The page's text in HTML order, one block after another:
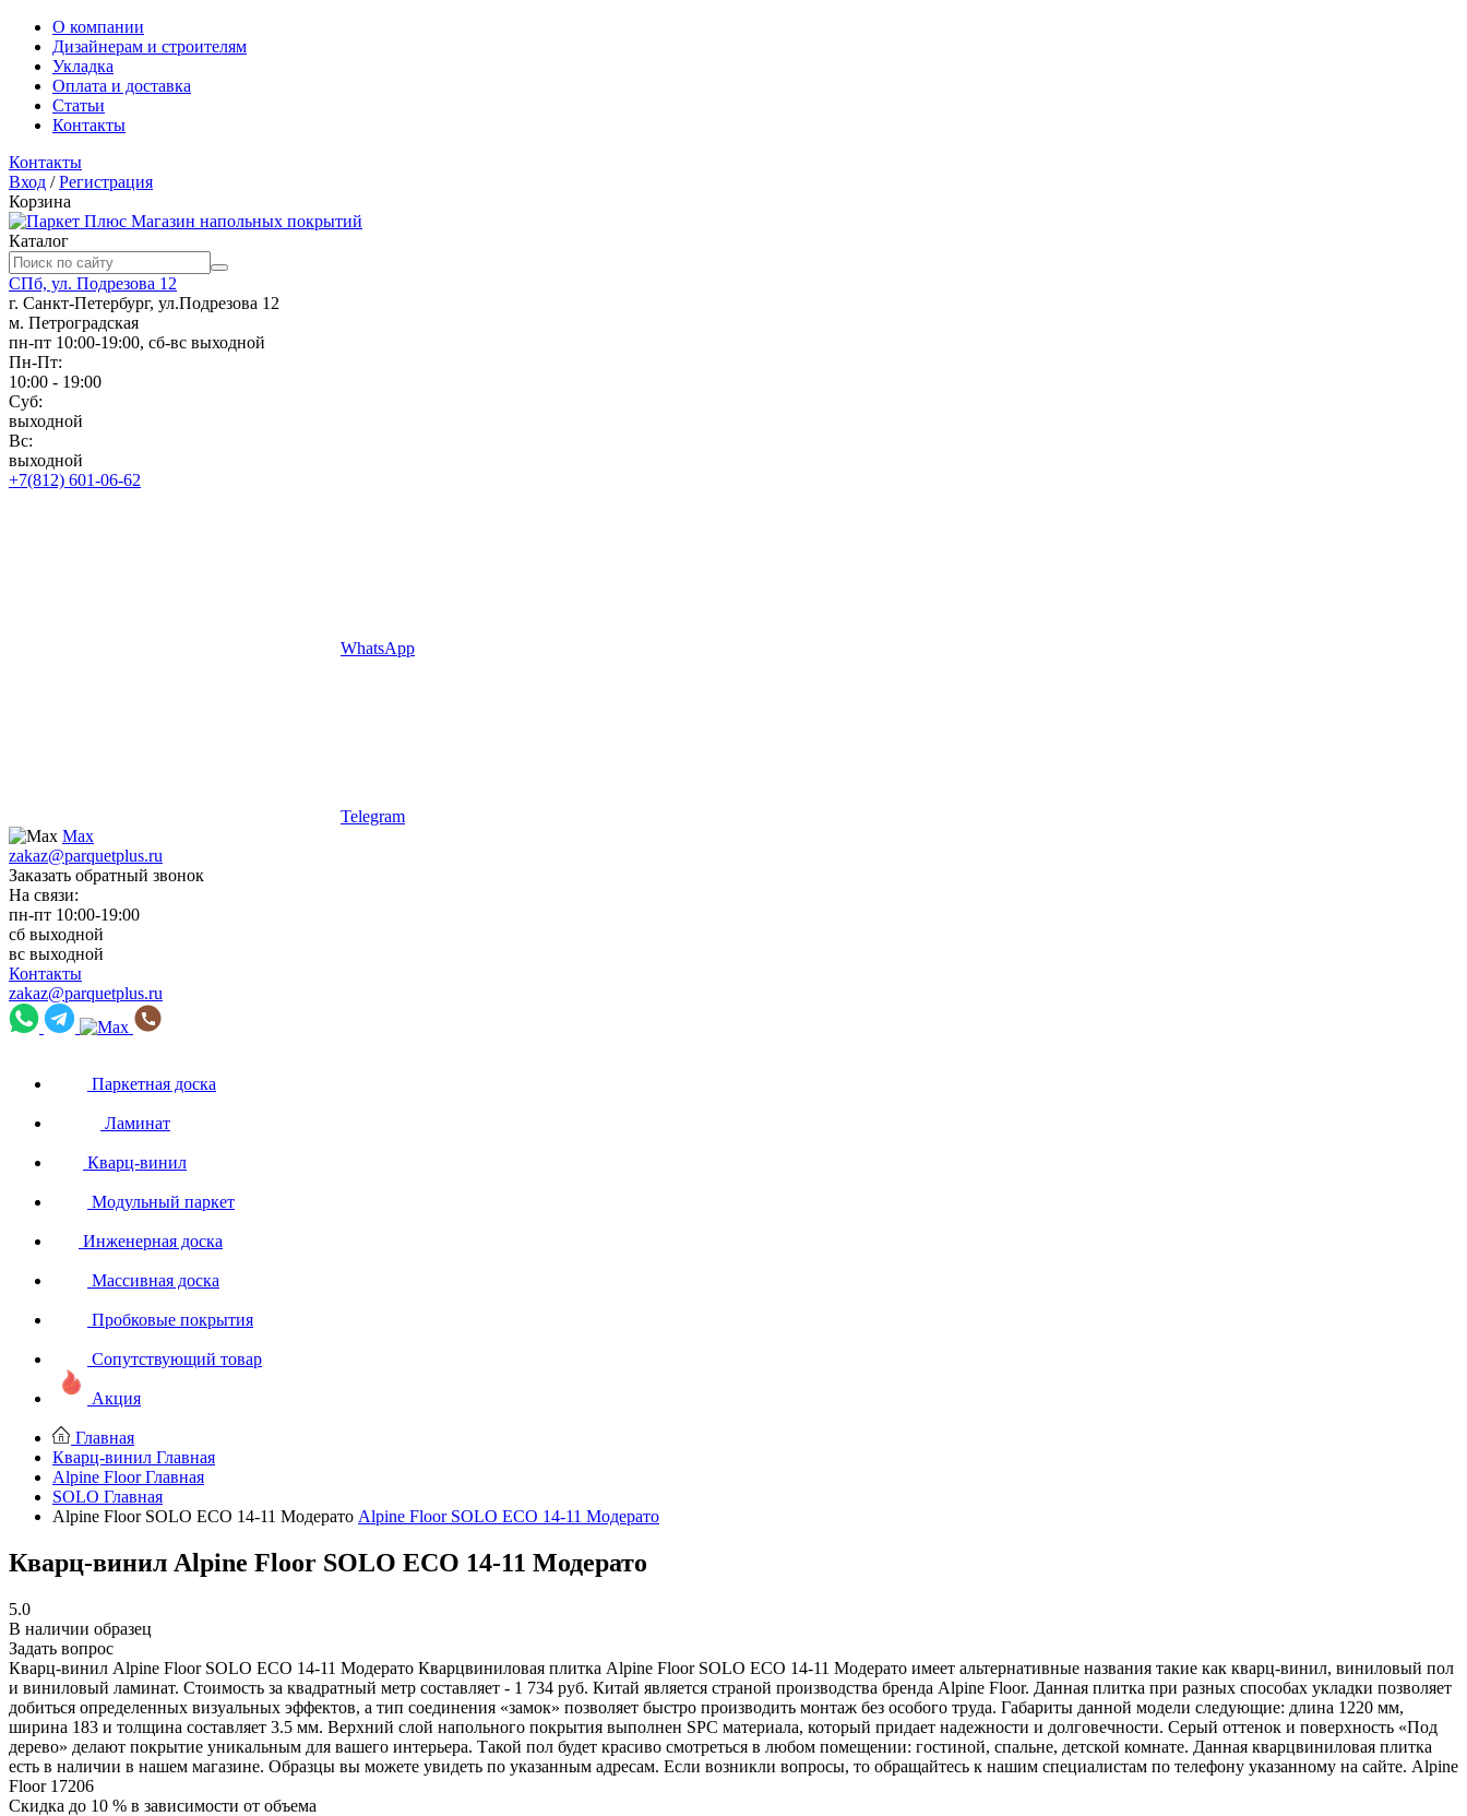
О компании
Дизайнерам и строителям
Укладка
Оплата и доставка
Статьи
Контакты
Контакты
Вход /Регистрация
Корзина
Магазин напольных покрытий
Каталог
СПб, ул. Подрезова 12
г. Санкт-Петербург, ул.Подрезова 12
м. Петроградская
пн-пт 10:00-19:00, сб-вс выходной
Пн-Пт:
10:00 - 19:00
Суб:
выходной
Вс:
выходной
+7(812) 601-06-62
WhatsApp
Telegram
Max
zakaz@parquetplus.ru
Заказать обратный звонок
На связи:
пн-пт 10:00-19:00
сб выходной
вс выходной
Контакты
zakaz@parquetplus.ru
Паркетная доска
Ламинат
Кварц-винил
Модульный паркет
Инженерная доска
Массивная доска
Пробковые покрытия
Сопутствующий товар
Акция
Главная
Кварц-винил Главная
Alpine FloorГлавная
SOLO Главная
Alpine Floor SOLO ЕСО 14-11 Модерато Alpine Floor SOLO ЕСО 14-11 Модерато
Кварц-винил Alpine Floor SOLO ЕСО 14-11 Модерато
5.0
В наличии образец
Задать вопрос
Кварц-винил Alpine Floor SOLO ЕСО 14-11 Модерато Кварцвиниловая плитка Alpine Floor SOLO ЕСО 14-11 Модерато имеет альтернативные названия такие как кварц-винил, виниловый пол
и виниловый ламинат. Стоимость за квадратный метр составляет - 1 734 руб. Китай является страной производства бренда Alpine Floor. Данная плитка при разных способах укладки позволяет
добиться определенных визуальных эффектов, а тип соединения «замок» позволяет быстро производить монтаж без особого труда. Габариты данной модели следующие: длина 1220 мм,
ширина 183 и толщина составляет 3.5 мм. Верхний слой напольного покрытия выполнен SPC материала, который придает надежности и долговечности. Серый оттенок и поверхность «Под
дерево» делают покрытие уникальным для вашего интерьера. Такой пол будет красиво смотреться в любом помещении: гостиной, спальне, детской комнате. Данная кварцвиниловая плитка
есть в наличии в нашем магазине. Образцы вы можете увидеть по указанным адресам. Если возникли вопросы, то обращайтесь к нашим специалистам по телефону указанному на сайте. Alpine
Floor 17206
Скидка до 10 % в зависимости от объема